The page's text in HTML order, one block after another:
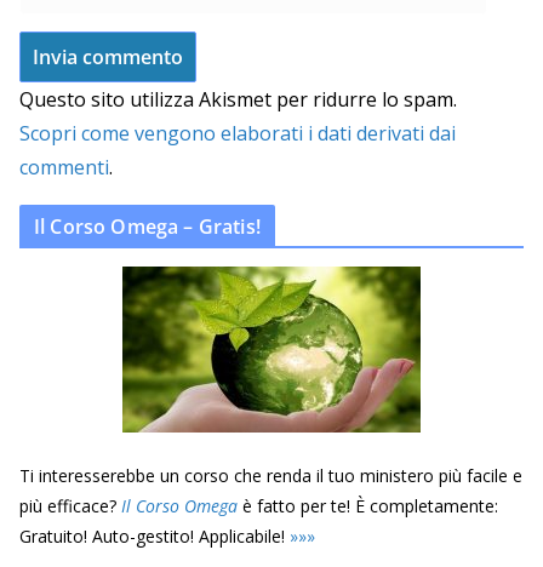
Questo sito utilizza Akismet per ridurre lo spam.
Scopri come vengono elaborati i dati derivati dai
commenti.
Il Corso Omega – Gratis!
Ti interesserebbe un corso che renda il tuo ministero più facile e
più efficace? Il Corso Omega è fatto per te! È completamente:
Gratuito! Auto-gestito! Applicabile! »»»